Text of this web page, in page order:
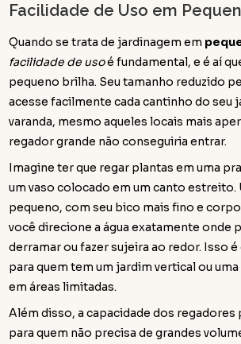
Facilidade de Uso em
Quando se trata de jardinagem em
facilidade de usoé fundamental, e é aí
pequeno brilha. Seu tamanho reduzido
acesse facilmente cada cantinho do seu
varanda, mesmo aqueles locais mais
regador grande não conseguiria entrar.
Imagine ter que regar plantas em uma
um vaso colocado em um canto estreito.
pequeno, com seu bico mais fino e
você direcione a água exatamente onde
derramar ou fazer sujeira ao redor. Isso
para quem tem um jardim vertical ou
em áreas limitadas.
Além disso, a capacidade dos regadores
para quem não precisa de grandes